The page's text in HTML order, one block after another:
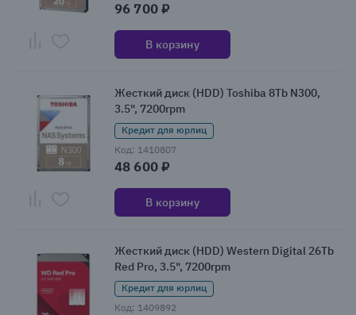
96 700 ₽
В корзину
Жесткий диск (HDD) Toshiba 8Tb N300,
3.5", 7200rpm
Кредит для юрлиц
Код: 1410807
48 600 ₽
В корзину
Жесткий диск (HDD) Western Digital 26Tb
Red Pro, 3.5", 7200rpm
Кредит для юрлиц
Код: 1409892